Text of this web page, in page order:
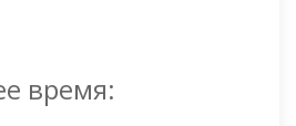
время: